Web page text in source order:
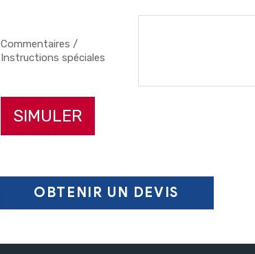
Commentaires /
Instructions spéciales
SIMULER